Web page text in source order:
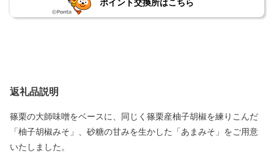
ポイント交換所はこちら
返礼品説明
篠栗の大師味噌をベースに、同じく篠栗産柚子胡椒を練りこんだ
「柚子胡椒みそ」、砂糖の甘みを生かした「あまみそ」をご用意
いたしました。